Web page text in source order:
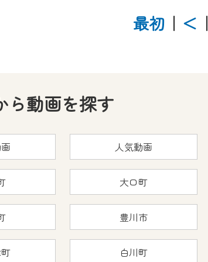
最初 ｜ ＜ ｜
ら動画を探す
人気動画
大口町
豊川市
白川町
卒、ご理解ご了承の程よろしくお願いいた
やYahooなどのフリーメールアドレス
ページへのログイン・MyIDの新規登録は
ンテナンス情報＞
のリニューアルにともないメン
9/24 9:30～16:30
の間は、CCNetWebTVの画面が「メンテ
便をおかけいたしますが、ご了承の程よ